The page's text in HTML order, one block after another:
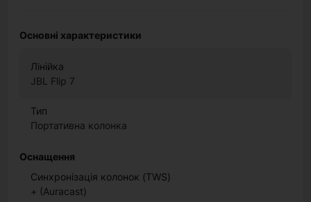
Основні характеристики
Лінійка
JBL Flip 7
Тип
Портативна колонка
Оснащення
Синхронізація колонок (TWS)
+ (Auracast)